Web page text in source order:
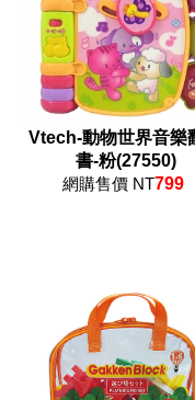
Vtech-動物世界音樂
書-粉(27550)
網購售價 NT799